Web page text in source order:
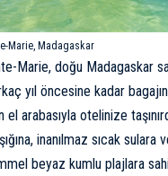
Marie, Madagaskar
Marie, doğu Madagaskar
yıl öncesine kadar
el arabasıyla otelinize
inanılmaz sıcak sulara
beyaz kumlu plajlara